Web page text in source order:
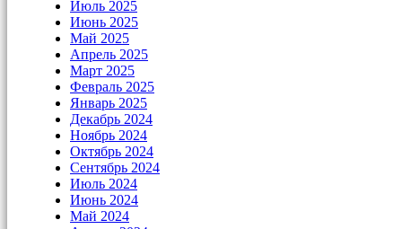
Июль 2025
Июнь 2025
Май 2025
Апрель 2025
Март 2025
Февраль 2025
Январь 2025
Декабрь 2024
Ноябрь 2024
Октябрь 2024
Сентябрь 2024
Июль 2024
Июнь 2024
Май 2024